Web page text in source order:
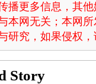
播更多信息，其
本网无关；本网
研究，如果侵权
Story